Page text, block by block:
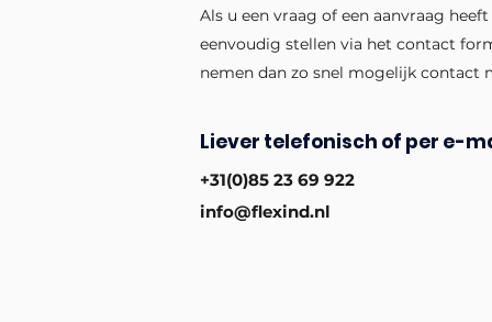
Als u een vraag of een aanvraag
eenvoudig stellen via het contact
nemen dan zo snel mogelijk contact
Liever telefonisch of per e-
+31(0)85 23 69 922
info@flexind.nl